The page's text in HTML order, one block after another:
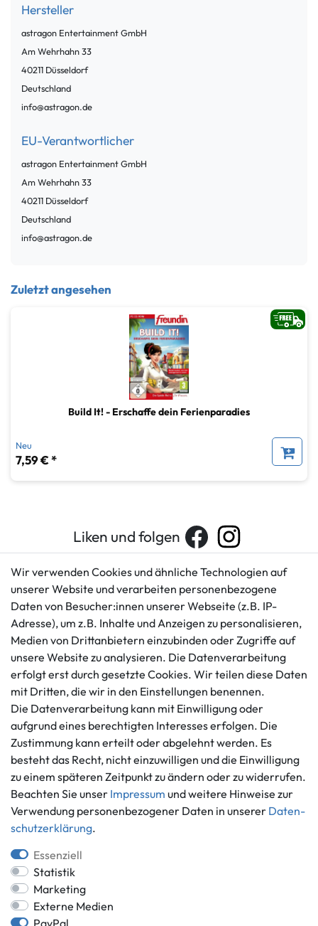
Hersteller
astragon Entertainment GmbH
Am Wehrhahn33
40211 Düsseldorf
Deutschland
info@astragon.de
EU-Verantwortlicher
astragon Entertainment GmbH
Am Wehrhahn33
40211 Düsseldorf
Deutschland
info@astragon.de
Zuletzt angesehen
Build It! - Erschaffe dein Ferienparadies
Neu
7,59 € *
Liken und folgen
Kundenservice
+49 421 596586
Mo. - Fr. 9 - 16 Uhr
info@gameworld.de
Kontaktformular
Rechtliches
AGB
Impressum
Datenschutzerklärung
Barrierefreiheitserklärung
Widerrufs­recht
Vertrag widerrufen
Informationen
Ankauf
Über uns
Häufig gestellte Fragen
Zahlung und Versand
Batterieentsorgung
Zahlungsmöglichkeiten
Wir verwenden Cookies und ähnliche Technologien auf
unserer Website und verarbeiten personenbezogene
Daten von Besucher:innen unserer Webseite (z.B. IP-
Adresse), um z.B. Inhalte und Anzeigen zu personalisieren,
Medien von Drittanbietern einzubinden oder Zugriffe auf
unsere Website zu analysieren. Die Datenverarbeitung
erfolgt erst durch gesetzte Cookies. Wir teilen diese Daten
mit Dritten, die wir in den Einstellungen benennen.
Die Datenverarbeitung kann mit Einwilligung oder
aufgrund eines berechtigten Interesses erfolgen. Die
Zustimmung kann erteilt oder abgelehnt werden. Es
besteht das Recht, nicht einzuwilligen und die Einwilligung
zu einem späteren Zeitpunkt zu ändern oder zu widerrufen.
Beachten Sie unser Impressum und weitere Hinweise zur
Verwendung personenbezogener Daten in unserer Daten­
schutz­erklärung.
Essenziell
Statistik
Marketing
Externe Medien
PayPal